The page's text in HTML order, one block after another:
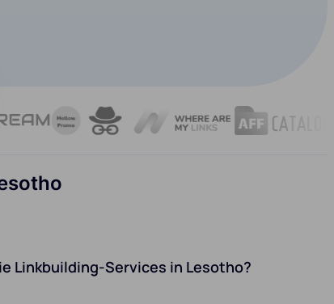
Linkbuilding-Services in Lesotho?